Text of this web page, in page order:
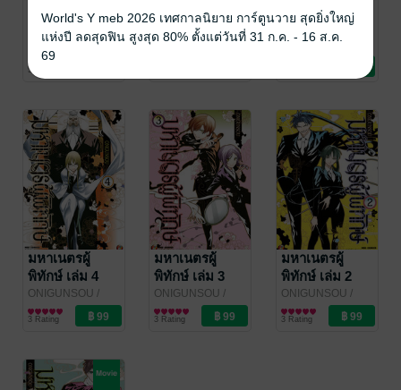
พิทักษ์ เล่ม 7
ONIGUNSOU/
NED Comics
การ์ตูนทั่วไป
5 Rating
พิทักษ์ เล่ม 6
ONIGUNSOU/
มหาเนตรผู้
พิทักษ์ เล่ม 5
ONIGUNSOU
มหาเนตรผู้
พิทักษ์ เล่ม 4
ONIGUNSOU /
NED Comics
การ์ตูนทั่วไป
3 Rating
มหาเนตรผู้
พิทักษ์ เล่ม 3
ONIGUNSOU /
NED Comics
การ์ตูนทั่วไป
3 Rating
มหาเนตรผู้
พิทักษ์ เล่ม 2
ONIGUNSOU /
NED Comics
การ์ตูนทั่วไป
3 Rating
World's Y meb 2026 เทศกาลนิยาย การ์ตูนวาย สุดยิ่งใหญ่
แห่งปี ลดสุดฟิน สูงสุด 80% ตั้งแต่วันที่ 31 ก.ค. - 16 ส.ค.
69